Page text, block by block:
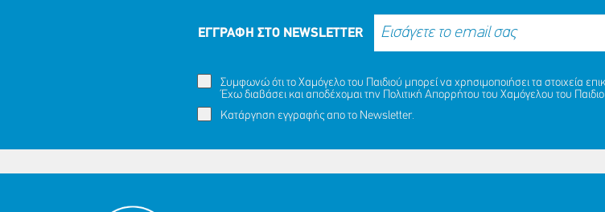
ΕΓΓΡΑΦΗ ΣΤΟ NEWSLETTER
Συμφωνώ ότι το Χαμόγελο του Παιδιού μπορεί να χρησιμοποιήσει τα στοιχεία
Έχω διαβάσει και αποδέχομαι την Πολιτική Απορρήτου του Χαμόγελου του
Κατάργηση εγγραφής απο το Newsletter.